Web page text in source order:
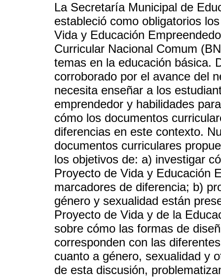
La Secretaría Municipal de
estableció como obligatorios
Vida y Educación
Curricular Nacional Comum
temas en la educación básica.
corroborado por el avance del
necesita enseñar a los
emprendedor y habilidades
cómo los documentos
diferencias en este contexto.
documentos curriculares
los objetivos de: a) investigar
Proyecto de Vida y Educación
marcadores de diferencia; b)
género y sexualidad están
Proyecto de Vida y de la
sobre cómo las formas de
corresponden con las
cuanto a género, sexualidad y
de esta discusión,